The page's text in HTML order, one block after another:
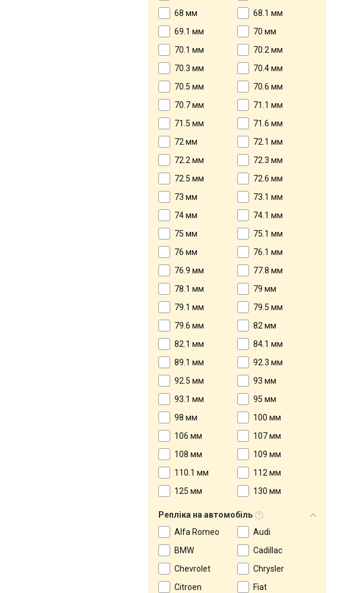
68 мм
68.1 мм
69.1 мм
70 мм
70.1 мм
70.2 мм
70.3 мм
70.4 мм
70.5 мм
70.6 мм
70.7 мм
71.1 мм
71.5 мм
71.6 мм
72 мм
72.1 мм
72.2 мм
72.3 мм
72.5 мм
72.6 мм
73 мм
73.1 мм
74 мм
74.1 мм
75 мм
75.1 мм
76 мм
76.1 мм
76.9 мм
77.8 мм
78.1 мм
79 мм
79.1 мм
79.5 мм
79.6 мм
82 мм
82.1 мм
84.1 мм
89.1 мм
92.3 мм
92.5 мм
93 мм
93.1 мм
95 мм
98 мм
100 мм
106 мм
107 мм
108 мм
109 мм
110.1 мм
112 мм
125 мм
130 мм
Репліка на автомобіль
Alfa Romeo
Audi
BMW
Cadillac
Chevrolet
Chrysler
Citroen
Fiat